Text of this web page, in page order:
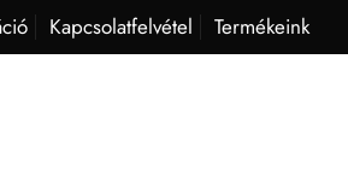
Kapcsolatfelvétel Termékeink